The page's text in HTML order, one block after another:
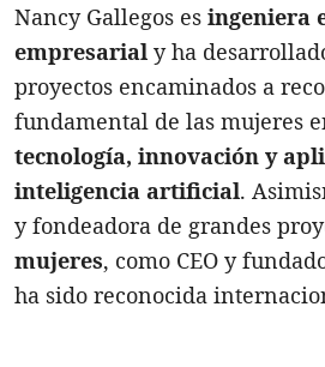
Nancy Gallegos es ingeniera
empresarial y ha
proyectos encaminados a
fundamental de las mujeres
tecnología, innovación y
inteligencia artificial.
y fondeadora de grandes
mujeres, como CEO y
ha sido reconocida